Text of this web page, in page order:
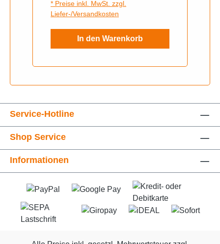
* Preise inkl. MwSt. zzgl.
Liefer-/Versandkosten
In den Warenkorb
Service-Hotline
Shop Service
Informationen